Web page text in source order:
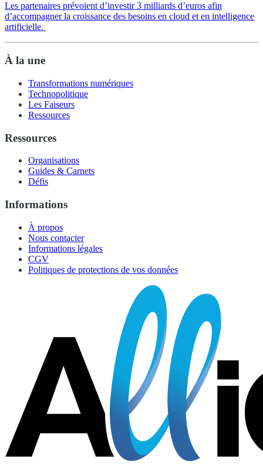
Les partenaires prévoient d’investir 3 milliards d’euros afin
d’accompagner la croissance des besoins en cloud et en intelligence
artificielle.
À la une
Transformations numériques
Technopolitique
Les Faiseurs
Ressources
Ressources
Organisations
Guides & Carnets
Défis
Informations
À propos
Nous contacter
Informations légales
CGV
Politiques de protections de vos données